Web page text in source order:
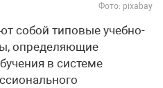
Фото: pixabay
собой типовые учебно-
определяющие
в системе